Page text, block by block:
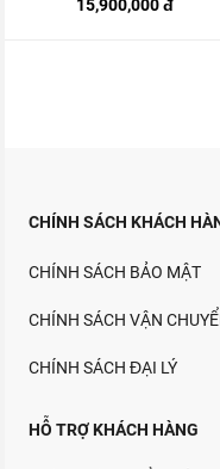
15,900,000 đ
CHÍNH SÁCH KHÁCH
CHÍNH SÁCH BẢO MẬT
CHÍNH SÁCH VẬN
CHÍNH SÁCH ĐẠI LÝ
HỖ TRỢ KHÁCH HÀNG